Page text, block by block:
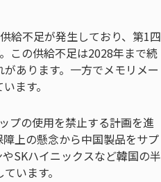
給不足が発生しており、第1四
この供給不足は2028年まで続
あります。一方でメモリメー
ます。
プの使用を禁止する計画を進
上の懸念から中国製品をサプ
SKハイニックスなど韓国の半
います。